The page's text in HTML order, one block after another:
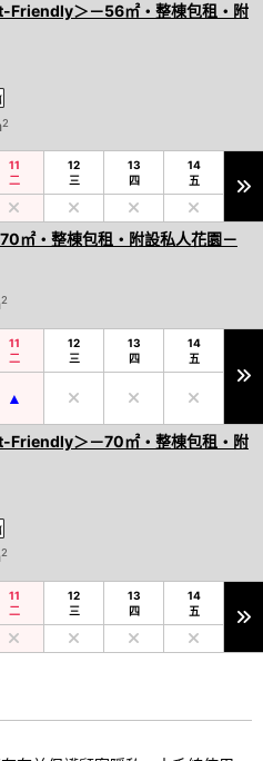
Friendly＞－56㎡・整棟包租・附
2
11
二
12
三
13
四
14
五
㎡・整棟包租・附設私人花園－
2
11
二
12
三
13
四
14
五
Friendly＞－70㎡・整棟包租・附
2
11
二
12
三
13
四
14
五